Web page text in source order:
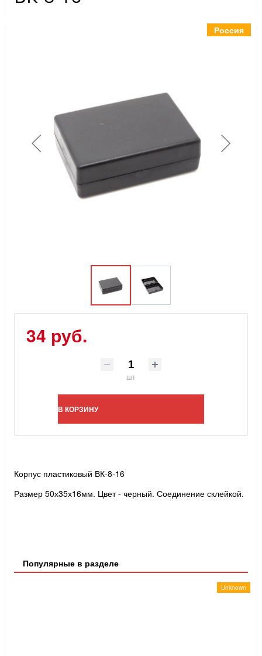
Россия
34 руб.
шт
В КОРЗИНУ
Корпус пластиковый ВК-8-16
Размер 50х35х16мм. Цвет - черный. Соединение склейкой.
Популярные в разделе
Unknown